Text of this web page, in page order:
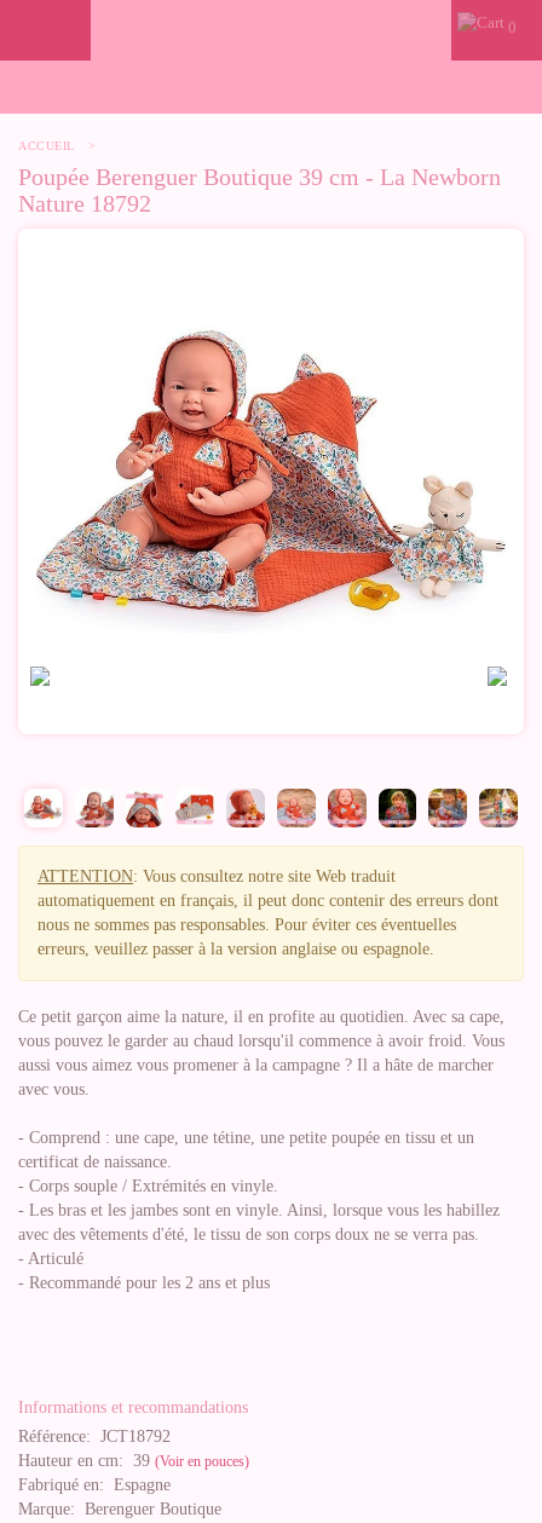
0
ACCUEIL >
Poupée Berenguer Boutique 39 cm - La Newborn
Nature 18792
ATTENTION: Vous consultez notre site Web traduit
automatiquement en français, il peut donc contenir des erreurs dont
nous ne sommes pas responsables. Pour éviter ces éventuelles
erreurs, veuillez passer à la version anglaise ou espagnole.
Ce petit garçon aime la nature, il en profite au quotidien. Avec sa cape,
vous pouvez le garder au chaud lorsqu'il commence à avoir froid. Vous
aussi vous aimez vous promener à la campagne ? Il a hâte de marcher
avec vous.
- Comprend : une cape, une tétine, une petite poupée en tissu et un
certificat de naissance.
- Corps souple / Extrémités en vinyle.
- Les bras et les jambes sont en vinyle. Ainsi, lorsque vous les habillez
avec des vêtements d'été, le tissu de son corps doux ne se verra pas.
- Articulé
- Recommandé pour les 2 ans et plus
Informations et recommandations
Référence: JCT18792
Hauteur en cm: 39 (Voir en pouces)
Fabriqué en: Espagne
Marque: Berenguer Boutique